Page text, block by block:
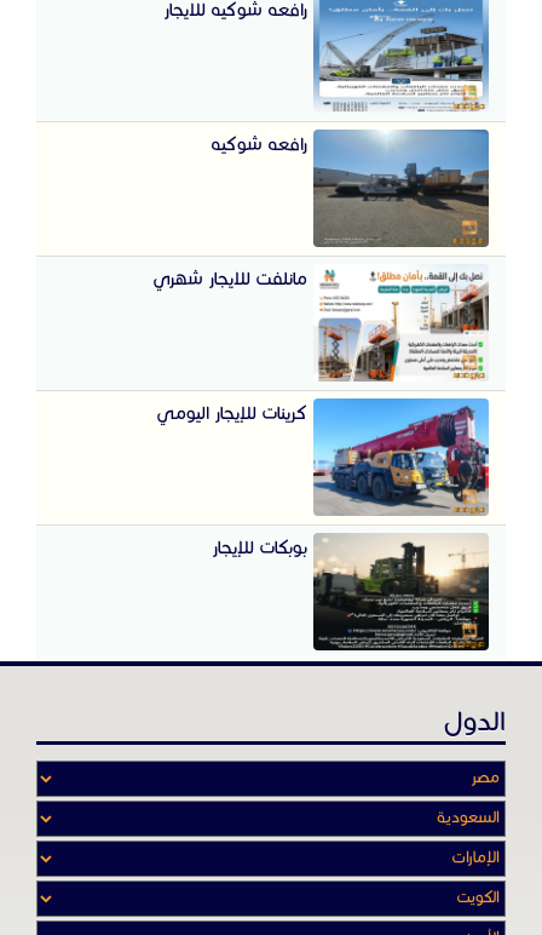
رافعه شوكيه للايجار
رافعه شوكيه
مانلفت للايجار شهري
كرينات للإيجار اليومي
بوبكات للإيجار
الدول